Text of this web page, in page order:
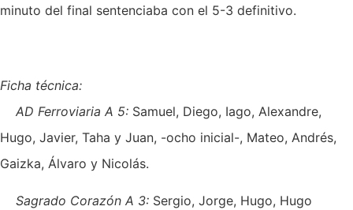
minuto del final sentenciaba con el 5-3 definitivo.
Ficha técnica:
AD Ferroviaria A 5: Samuel, Diego, Iago, Alexandre,
Hugo, Javier, Taha y Juan, -ocho inicial-, Mateo, Andrés,
Gaizka, Álvaro y Nicolás.
Sagrado Corazón A 3: Sergio, Jorge, Hugo, Hugo